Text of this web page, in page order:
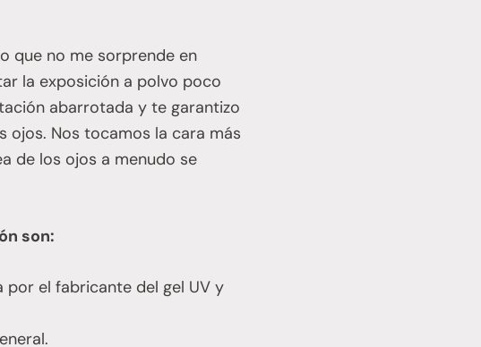
que no me sorprende en
la exposición a polvo poco
abarrotada y te garantizo
ojos. Nos tocamos la cara más
de los ojos a menudo se
son:
por el fabricante del gel UV y